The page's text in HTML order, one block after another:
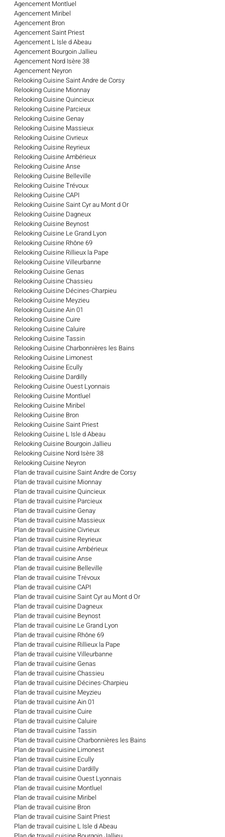
Agencement Montluel
Agencement Miribel
Agencement Bron
Agencement Saint Priest
Agencement L Isle d Abeau
Agencement Bourgoin Jallieu
Agencement Nord Isère 38
Agencement Neyron
Relooking Cuisine Saint Andre de Corsy
Relooking Cuisine Mionnay
Relooking Cuisine Quincieux
Relooking Cuisine Parcieux
Relooking Cuisine Genay
Relooking Cuisine Massieux
Relooking Cuisine Civrieux
Relooking Cuisine Reyrieux
Relooking Cuisine Ambérieux
Relooking Cuisine Anse
Relooking Cuisine Belleville
Relooking Cuisine Trévoux
Relooking Cuisine CAPI
Relooking Cuisine Saint Cyr au Mont d Or
Relooking Cuisine Dagneux
Relooking Cuisine Beynost
Relooking Cuisine Le Grand Lyon
Relooking Cuisine Rhône 69
Relooking Cuisine Rillieux la Pape
Relooking Cuisine Villeurbanne
Relooking Cuisine Genas
Relooking Cuisine Chassieu
Relooking Cuisine Décines-Charpieu
Relooking Cuisine Meyzieu
Relooking Cuisine Ain 01
Relooking Cuisine Cuire
Relooking Cuisine Caluire
Relooking Cuisine Tassin
Relooking Cuisine Charbonnières les Bains
Relooking Cuisine Limonest
Relooking Cuisine Ecully
Relooking Cuisine Dardilly
Relooking Cuisine Ouest Lyonnais
Relooking Cuisine Montluel
Relooking Cuisine Miribel
Relooking Cuisine Bron
Relooking Cuisine Saint Priest
Relooking Cuisine L Isle d Abeau
Relooking Cuisine Bourgoin Jallieu
Relooking Cuisine Nord Isère 38
Relooking Cuisine Neyron
Plan de travail cuisine Saint Andre de Corsy
Plan de travail cuisine Mionnay
Plan de travail cuisine Quincieux
Plan de travail cuisine Parcieux
Plan de travail cuisine Genay
Plan de travail cuisine Massieux
Plan de travail cuisine Civrieux
Plan de travail cuisine Reyrieux
Plan de travail cuisine Ambérieux
Plan de travail cuisine Anse
Plan de travail cuisine Belleville
Plan de travail cuisine Trévoux
Plan de travail cuisine CAPI
Plan de travail cuisine Saint Cyr au Mont d Or
Plan de travail cuisine Dagneux
Plan de travail cuisine Beynost
Plan de travail cuisine Le Grand Lyon
Plan de travail cuisine Rhône 69
Plan de travail cuisine Rillieux la Pape
Plan de travail cuisine Villeurbanne
Plan de travail cuisine Genas
Plan de travail cuisine Chassieu
Plan de travail cuisine Décines-Charpieu
Plan de travail cuisine Meyzieu
Plan de travail cuisine Ain 01
Plan de travail cuisine Cuire
Plan de travail cuisine Caluire
Plan de travail cuisine Tassin
Plan de travail cuisine Charbonnières les Bains
Plan de travail cuisine Limonest
Plan de travail cuisine Ecully
Plan de travail cuisine Dardilly
Plan de travail cuisine Ouest Lyonnais
Plan de travail cuisine Montluel
Plan de travail cuisine Miribel
Plan de travail cuisine Bron
Plan de travail cuisine Saint Priest
Plan de travail cuisine L Isle d Abeau